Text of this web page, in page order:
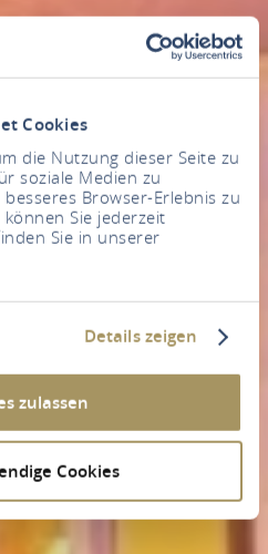
Cookies
die Nutzung dieser Seite zu
soziale Medien zu
Browser-Erlebnis zu
Sie jederzeit
Sie in unserer
Details zeigen
zulassen
Cookies